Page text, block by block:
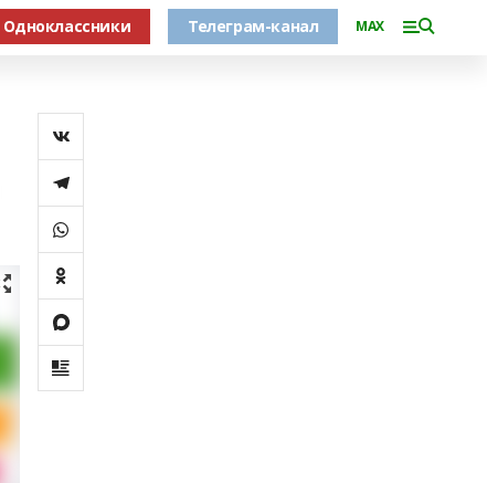
Одноклассники Телеграм-канал MAX